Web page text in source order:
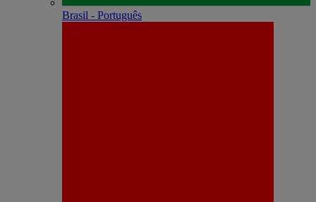
Brasil - Português